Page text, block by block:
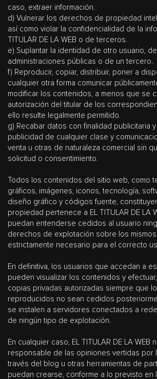
caso, extraer información.
d) Vulnerar los derechos de propiedad
así como violar la confidencialidad de la
TITULAR DE LA WEB o de terceros.
e) Suplantar la identidad de otro usuario,
administraciones públicas o de un tercero.
f) Reproducir, copiar, distribuir, poner a
cualquier otra forma comunicar
modificar los contenidos, a menos que se
autorización del titular de los
ello resulte legalmente permitido.
g) Recabar datos con finalidad publicitaria
publicidad de cualquier clase y
venta u otras de naturaleza comercial sin
solicitud o consentimiento.
Todos los contenidos del sitio web, como
gráficos, imágenes, iconos, tecnología,
diseño gráfico y códigos fuente,
propiedad pertenece a EL TITULAR DE LA
puedan entenderse cedidos al usuario
derechos de explotación sobre los
estrictamente necesario para el correcto
En definitiva, los usuarios que accedan a
pueden visualizar los contenidos y
copias privadas autorizadas siempre que
reproducidos no sean cedidos
se instalen a servidores conectados a
de ningún tipo de explotación.
En cualquier caso, EL TITULAR DE LA WEB
responsable de las opiniones vertidas por
través del blog u otras herramientas de
puedan crearse, conforme a lo previsto en